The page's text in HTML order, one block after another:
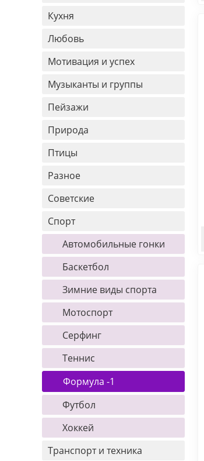
Кухня
Любовь
Мотивация и успех
Музыканты и группы
Пейзажи
Природа
Птицы
Разное
Советские
Спорт
Автомобильные гонки
Баскетбол
Зимние виды спорта
Мотоспорт
Серфинг
Теннис
Формула -1
Футбол
Хоккей
Транспорт и техника